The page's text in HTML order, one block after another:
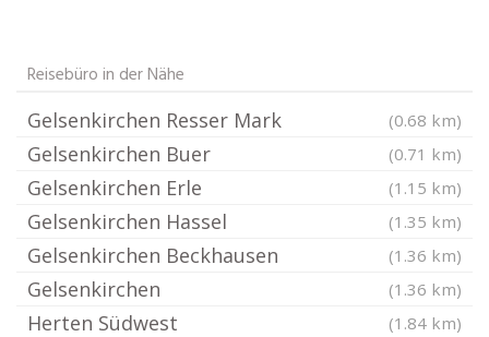
Reisebüro in der Nähe
Gelsenkirchen Resser Mark (0.68 km)
Gelsenkirchen Buer (0.71 km)
Gelsenkirchen Erle (1.15 km)
Gelsenkirchen Hassel (1.35 km)
Gelsenkirchen Beckhausen (1.36 km)
Gelsenkirchen (1.36 km)
Herten Südwest (1.84 km)